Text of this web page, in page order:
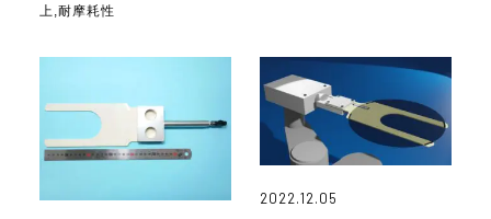
上,耐摩耗性
2022.12.05